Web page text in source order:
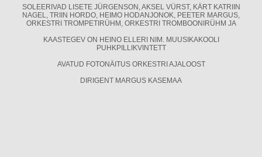
SOLEERIVAD LISETE JÜRGENSON, AKSEL VÜRST, KÄRT KATRIIN
NAGEL, TRIIN HORDO, HEIMO HODANJONOK, PEETER MARGUS,
ORKESTRI TROMPETIRÜHM, ORKESTRI TROMBOONIRÜHM JA
KAASTEGEV ON HEINO ELLERI NIM. MUUSIKAKOOLI
PUHKPILLIKVINTETT
AVATUD FOTONÄITUS ORKESTRI AJALOOST
DIRIGENT MARGUS KASEMAA